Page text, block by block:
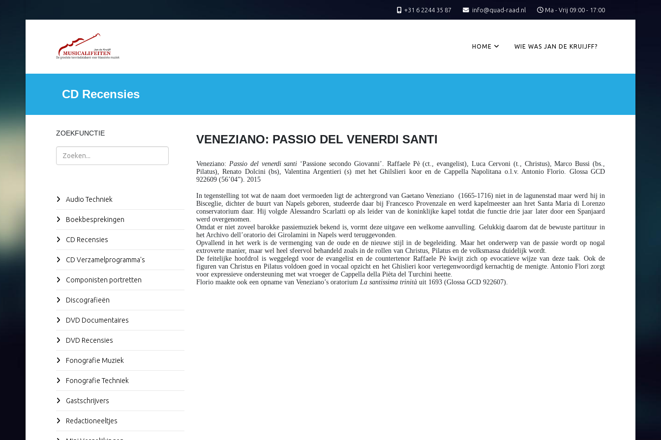
+31 6 2244 35 87 info@quad-raad.nl Ma - Vrij 09:00 - 17:00
HOME WIE WAS JAN DE KRUIJFF?
CD Recensies
ZOEKFUNCTIE
Zoeken
Audio Techniek
Boekbesprekingen
CD Recensies
CD Verzamelprogramma's
Componisten portretten
Discografieën
DVD Documentaires
DVD Recensies
Fonografie Muziek
Fonografie Techniek
Gastschrijvers
Redactioneeltjes
VENEZIANO: PASSIO DEL VENERDI SANTI
Veneziano: Passio del venerdi santi ‘Passione secondo Giovanni’. Raffaele Pè (ct., evangelist), Luca Cervoni (t., Christus), Marco Bussi (bs.,
Pilatus), Renato Dolcini (bs), Valentina Argentieri (s) met het Ghilslieri koor en de Cappella Napolitana o.l.v. Antonio Florio. Glossa GCD
922609 (56’04”). 2015
In tegenstelling tot wat de naam doet vermoeden ligt de achtergrond van Gaetano Veneziano (1665-1716) niet in de lagunenstad maar werd hij in
Bisceglie, dichter de buurt van Napels geboren, studeerde daar bij Francesco Provenzale en werd kapelmeester aan hret Santa Maria di Lorenzo
conservatorium daar. Hij volgde Alessandro Scarlatti op als leider van de koninklijke kapel totdat die functie drie jaar later door een Spanjaard
werd overgenomen.
Omdat er niet zoveel barokke passiemuziek bekend is, vormt deze uitgave een welkome aanvulling. Gelukkig daarom dat de bewuste partituur in
het Archivo dell’oratorio dei Girolamini in Napels werd teruggevonden.
Opvallend in het werk is de vermenging van de oude en de nieuwe stijl in de begeleiding. Maar het onderwerp van de passie wordt op nogal
extroverte manier, maar wel heel sfeervol behandeld zoals in de rollen van Christus, Pilatus en de volksmassa duidelijk wordt.
De feitelijke hoofdrol is weggelegd voor de evangelist en de countertenor Raffaele Pè kwijt zich op evocatieve wijze van deze taak. Ook de
figuren van Christus en Pilatus voldoen goed in vocaal opzicht en het Ghislieri koor vertegenwoordigd kernachtig de menigte. Antonio Flori zorgt
voor expressieve ondersteuning met wat vroeger de Cappella della Pièta del Turchini heette.
Florio maakte ook een opname van Veneziano’s oratorium La santissima trinità uit 1693 (Glossa GCD 922607).